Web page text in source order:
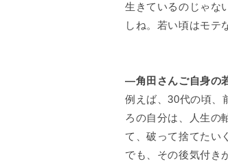
生きているのじゃな
しね。若い頃はモテ
—角田さんご自身の
例えば、30代の頃、
ろの自分は、人生の
て、破って捨てたい
でも、その後気付き